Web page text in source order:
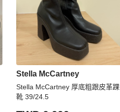
Stella McCartney
Stella McCartney 厚底粗跟皮革踝
靴 39/24.5